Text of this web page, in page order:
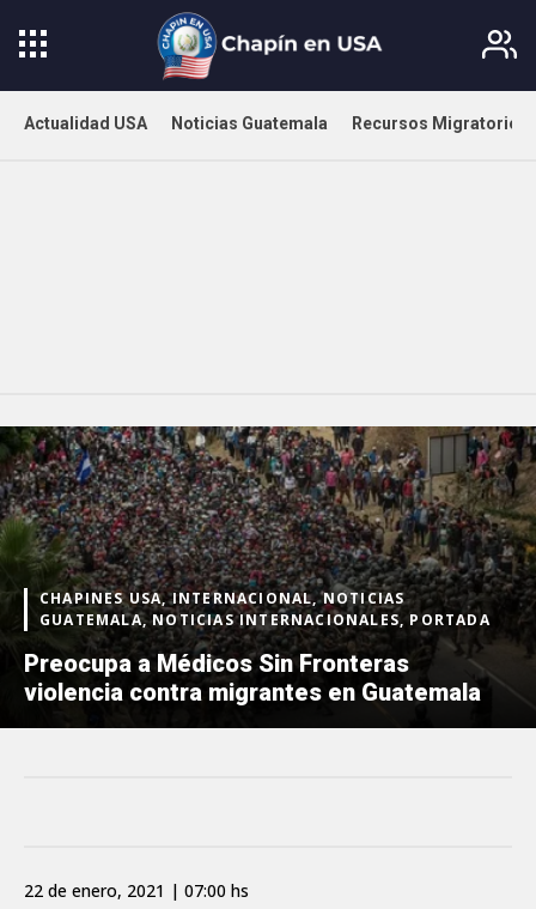
Actualidad USA Noticias Guatemala Recursos Migratorios
CHAPINES USA, INTERNACIONAL, NOTICIAS
GUATEMALA, NOTICIAS INTERNACIONALES, PORTADA
Preocupa a Médicos Sin Fronteras
violencia contra migrantes en Guatemala
22 de enero, 2021 | 07:00 hs